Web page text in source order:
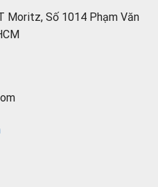
Moritz, Số 1014 Phạm Văn